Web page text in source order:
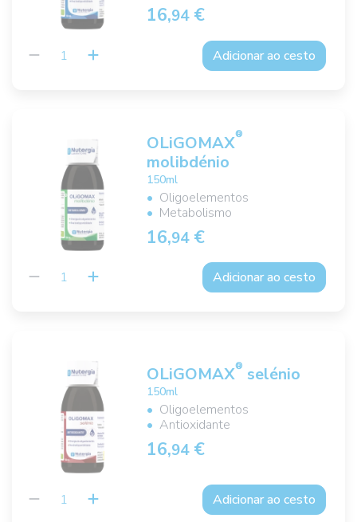
16,94 €
Adicionar ao cesto
OLiGOMAX®
molibdénio
150ml
Oligoelementos
Metabolismo
16,94 €
Adicionar ao cesto
OLiGOMAX® selénio
150ml
Oligoelementos
Antioxidante
16,94 €
Adicionar ao cesto